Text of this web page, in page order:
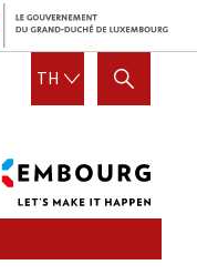
TH THAI
SHOW HIDE SEARCH